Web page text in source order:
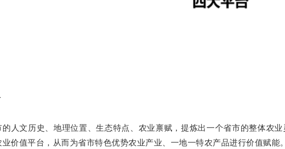
的人文历史、地理位置、生态特点、农业禀赋，提炼出一个省市的整体农
业价值平台，从而为省市特色优势农业产业、一地一特农产品进行价值赋能。